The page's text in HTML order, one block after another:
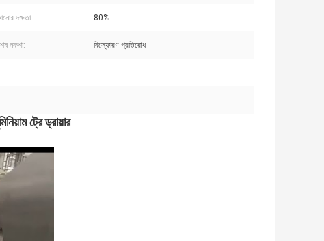
দক্ষতা: 80%
নকশা: বিস্ফোরণ প্রতিরোধ
ট্রে ড্রায়ার